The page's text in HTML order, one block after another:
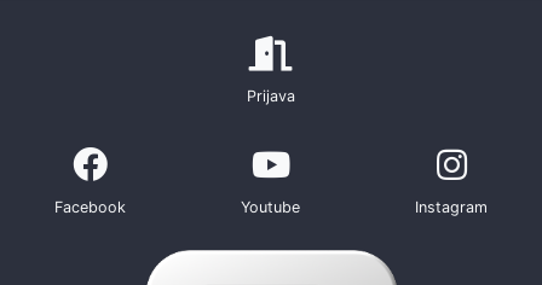
Prijava
Facebook Youtube Instagram